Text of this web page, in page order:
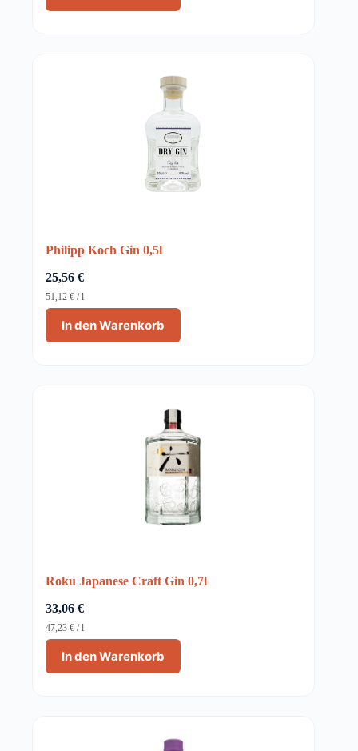
Philipp Koch Gin 0,5l
25,56 €
In den Warenkorb
51,12 € /l
Roku Japanese Craft Gin 0,7l
33,06 €
In den Warenkorb
47,23 € /l